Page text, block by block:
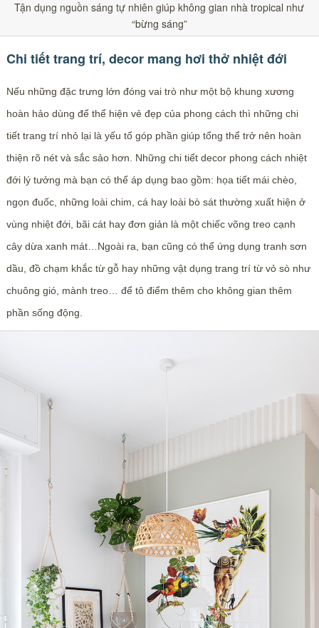
Tận dụng nguồn sáng tự nhiên giúp không gian nhà tropical như
“bừng sáng”
Chi tiết trang trí, decor mang hơi thở nhiệt đới
Nếu những đặc trưng lớn đóng vai trò như một bộ khung xương
hoàn hảo dùng để thể hiện vẻ đẹp của phong cách thì những chi
tiết trang trí nhỏ lại là yếu tố góp phần giúp tổng thể trở nên hoàn
thiện rõ nét và sắc sảo hơn. Những chi tiết decor phong cách nhiệt
đới lý tưởng mà bạn có thể áp dụng bao gồm: họa tiết mái chèo,
ngọn đuốc, những loài chim, cá hay loài bò sát thường xuất hiện ở
vùng nhiệt đới, bãi cát hay đơn giản là một chiếc võng treo cạnh
cây dừa xanh mát…Ngoài ra, bạn cũng có thể ứng dụng tranh sơn
dầu, đồ chạm khắc từ gỗ hay những vật dụng trang trí từ vỏ sò như
chuông gió, mành treo… để tô điểm thêm cho không gian thêm
phần sống động.